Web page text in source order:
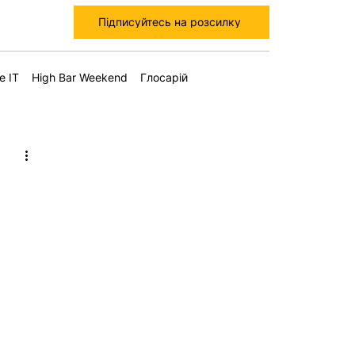
Підписуйтесь на розсилку
IT High Bar Weekend Глосарій